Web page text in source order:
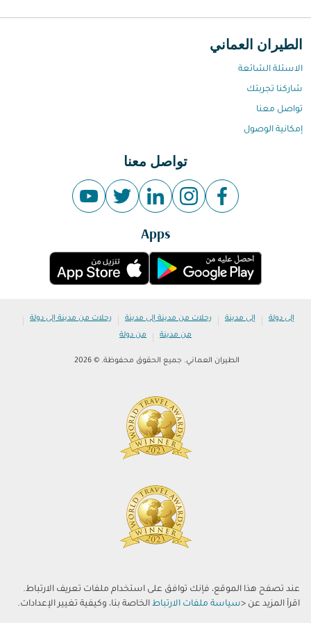
عند تصفح هذا الموقع، فإنك توافق على استخدام ملفات تعريف الارتباط.
اقرأ المزيد عن <سياسة ملفات الارتباط الخاصة بنا، وكيفية تغيير الإعدادات.
الطيران العماني
الاسئلة الشائعة
شاركنا تجربتك
تواصل معنا
إمكانية الوصول
تواصل معنا
Apps
إلى دولة | إلى مدينة | رحلات من مدينة إلى مدينة | رحلات من مدينة إلى دولة |
من مدينة | من دولة
الطيران العماني. جميع الحقوق محفوظة. © 2026